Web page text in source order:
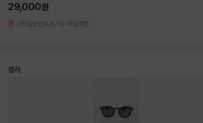
29,000원
스타일포인트 870P 적립예정
컬러